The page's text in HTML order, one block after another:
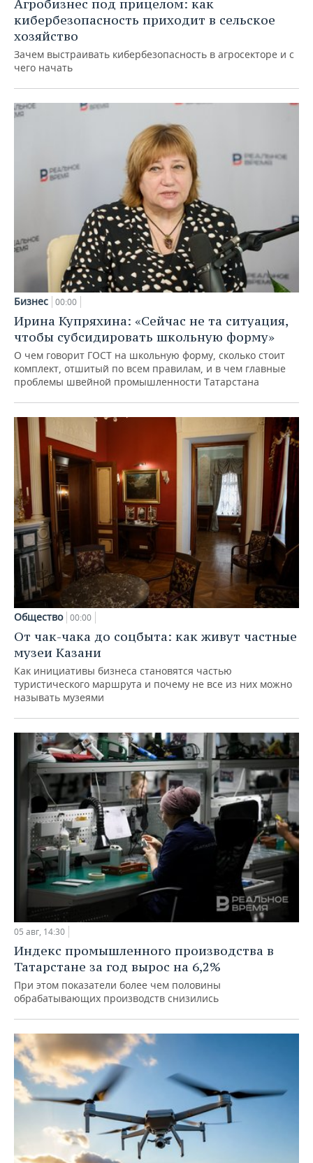
Агробизнес под прицелом: как
кибербезопасность приходит в сельское
хозяйство
Зачем выстраивать кибербезопасность в агросекторе и с
чего начать
Бизнес 00:00
Ирина Купряхина: «Сейчас не та ситуация,
чтобы субсидировать школьную форму»
О чем говорит ГОСТ на школьную форму, сколько стоит
комплект, отшитый по всем правилам, и в чем главные
проблемы швейной промышленности Татарстана
Общество 00:00
От чак-чака до соцбыта: как живут частные
музеи Казани
Как инициативы бизнеса становятся частью
туристического маршрута и почему не все из них можно
называть музеями
05 авг, 14:30
Индекс промышленного производства в
Татарстане за год вырос на 6,2%
При этом показатели более чем половины
обрабатывающих производств снизились